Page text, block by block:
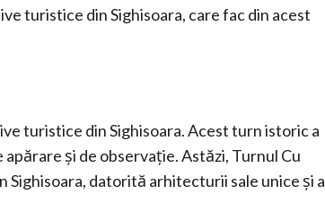
turistice din Sighisoara, care fac din acest
turistice din Sighisoara. Acest turn istoric a
și de observație. Astăzi, Turnul Cu
datorită arhitecturii sale unice și a